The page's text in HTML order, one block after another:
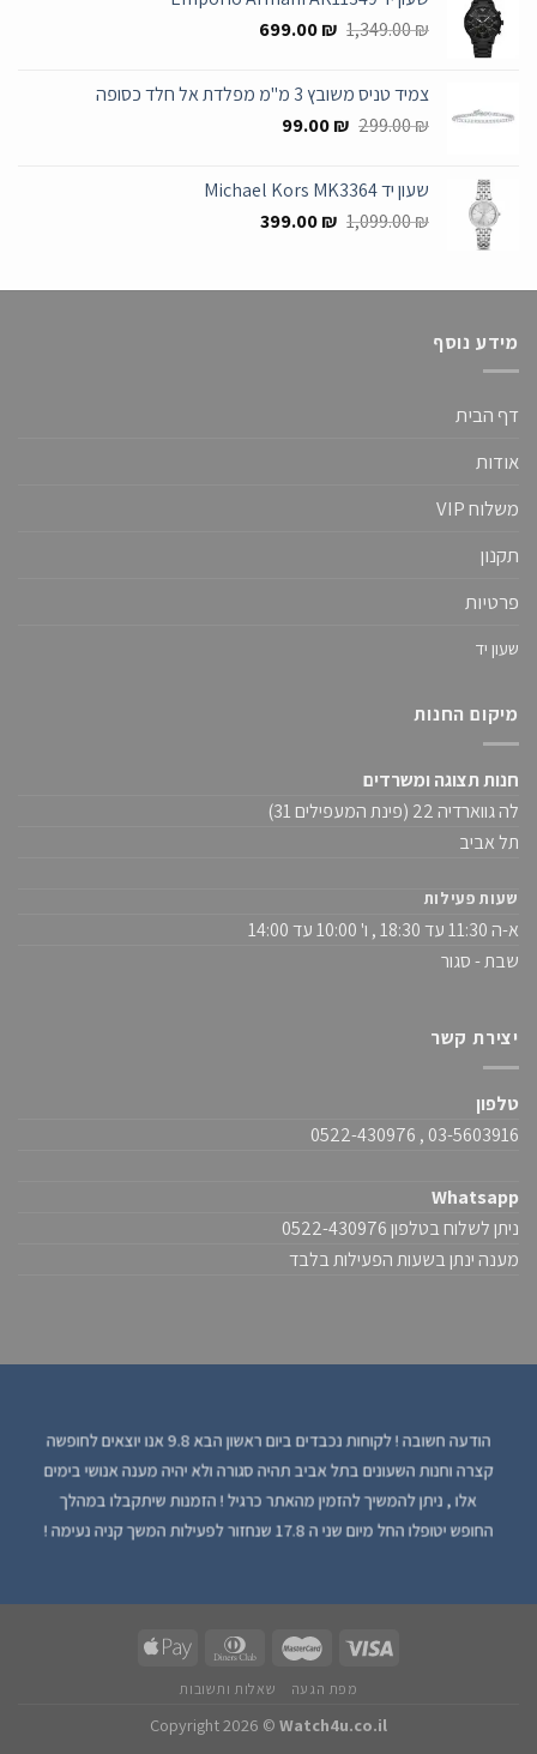
1,399.00 ₪.
545.00 ₪.
1,349.00₪
המחיר
1,349.00 ₪.
699.00₪
המחיר
699.00 ₪.
צמיד טניס משובץ 3 מ"מ מפלדת אל חלד כסופה
299.00₪
המחיר
299.00 ₪.
99.00₪
המחיר
99.00 ₪.
שעון יד Michael Kors MK3364
1,099.00₪
המחיר
1,099.00 ₪.
399.00₪
המחיר
399.00 ₪.
מידע נוסף
דף הבית
אודות
משלוח VIP
תקנון
פרטיות
שעון יד
מיקום החנות
חנות תצוגה ומשרדים
לה גווארדיה 22 (פינת המעפילים 31)
תל אביב
שעות פעילות
א-ה 11:30 עד 18:30 , ו' 10:00 עד 14:00
שבת - סגור
יצירת קשר
טלפון
03-5603916 , 0522-430976
Whatsapp
ניתן לשלוח בטלפון 0522-430976
מענה ינתן בשעות הפעילות בלבד
הודעה חשובה ! לקוחות נכבדים ביום ראשון הבא 9.8 אנו יוצאים לחופשה
קצרה וחנות השעונים בתל אביב תהיה סגורה ולא יהיה מענה אנושי בימים
אלו , ניתן להמשיך להזמין מהאתר כרגיל ! הזמנות שיתקבלו במהלך
החופש יטופלו החל מיום שני ה 17.8 שנחזור לפעילות המשך קניה נעימה !
מפת הגעה שאלות ותשובות
Copyright 2026 © Watch4u.co.il